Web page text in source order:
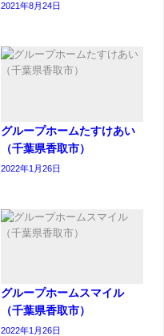
2021年8月24日
グループホームたすけあい
（千葉県香取市）
2022年1月26日
グループホームスマイル
（千葉県香取市）
2022年1月26日